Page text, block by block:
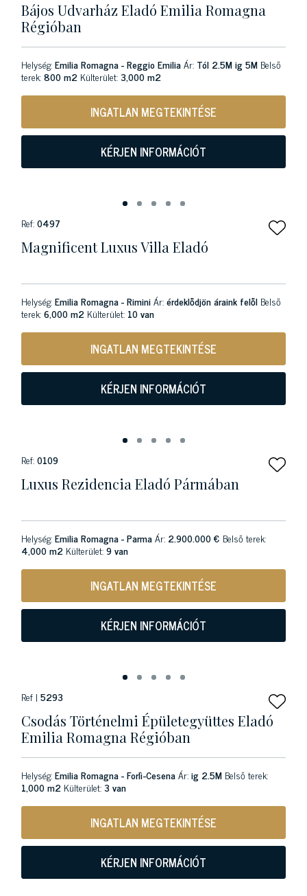
Bájos Udvarház Eladó Emilia Romagna
Régióban
Helység:Emilia Romagna - Reggio EmiliaÁr: Tól 2.5M ig 5M Belső
terek:800 m2 Külterület:3,000 m2
INGATLAN MEGTEKINTÉSE
KÉRJEN INFORMÁCIÓT
Ref:0497
Magnificent Luxus Villa Eladó
Helység:Emilia Romagna - RiminiÁr:érdeklődjön áraink felől Belső
terek:6,000 m2 Külterület: 10 van
INGATLAN MEGTEKINTÉSE
KÉRJEN INFORMÁCIÓT
Ref:0109
Luxus Rezidencia Eladó Pármában
Helység:Emilia Romagna - ParmaÁr: 2.900.000 € Belső terek:
4,000 m2 Külterület:9 van
INGATLAN MEGTEKINTÉSE
KÉRJEN INFORMÁCIÓT
Ref | 5293
Csodás Történelmi Épületegyüttes Eladó
Emilia Romagna Régióban
Helység:Emilia Romagna - Forlì-CesenaÁr:ig 2.5M Belső terek:
1,000 m2 Külterület:3 van
INGATLAN MEGTEKINTÉSE
KÉRJEN INFORMÁCIÓT